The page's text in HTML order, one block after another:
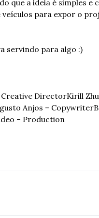
que a ideia é simples e
veículos para expor o
servindo para algo :)
Creative DirectorKirill
Anjos – Copywriter
– Production